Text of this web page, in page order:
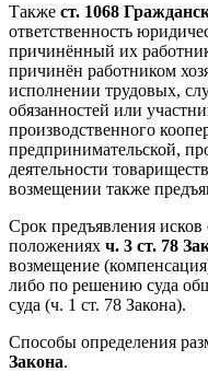
Также ст. 1068
ответственность
причинённый их
причинён работником
исполнении трудовых,
обязанностей или
производственного
предпринимательской,
деятельности
возмещении также
Срок предъявления
положениях ч. 3 ст. 78
возмещение
либо по решению суда
суда (ч. 1 ст. 78 Закона).
Способы определения
Закона.